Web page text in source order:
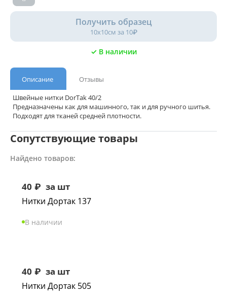
Получить образец
10х10см за 10₽
✓ В наличии
Описание
Отзывы
Швейные нитки DorTak 40/2
Предназначены как для машинного, так и для ручного шитья.
Подходят для тканей средней плотности.
Сопутствующие товары
Найдено товаров:
40 ₽ за шт
Нитки Дортак 137
В наличии
40 ₽ за шт
Нитки Дортак 505